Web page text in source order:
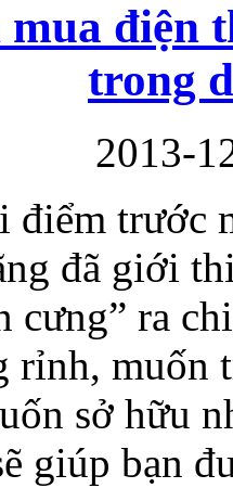
mua điện
trong
2013-
điểm trước
đã giới
cưng” ra
rỉnh, muốn
sở hữu
giúp bạn